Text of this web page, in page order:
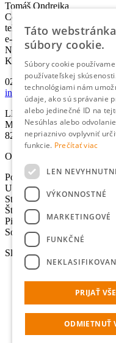
Tomáš Ondrejka
Co-founder & Head of
telefón: +421 2 5010 6700
e-mail:
info@lexika.sk
Nájdete nás:
Kontakty
02/501 067 00
info@lexika.sk
LEXIKA s.r.o.
Miletičova 21
821 09 Bratislava
Otváracie hodiny
Pondelok: 8:30-17:00 hod.
Utorok: 8:30-17:00 hod.
Streda: 8:30-17:00 hod.
Štvrtok: 8:30-17:00 hod.
Piatok: 8:30-17:00 hod.
Sobota - Nedeľa: Zatvorené
Služby
Úradné preklady
Lokalizácia
Výpočet normostrán
Online prekladač
Táto
súbory cookie.
Súbory cookie
používateľskej
technológiami nám
údaje, ako sú správanie
alebo jedinečné ID na
Nesúhlas alebo
nepriaznivo ovplyvniť
funkcie. Prečítať viac
LEN
VÝKONNOSTNÉ
MARKETINGOVÉ
FUNKČNÉ
PRIJAŤ
ODMIETNUŤ